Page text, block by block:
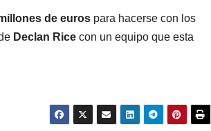
de euros para hacerse con los
Declan Rice con un equipo que esta